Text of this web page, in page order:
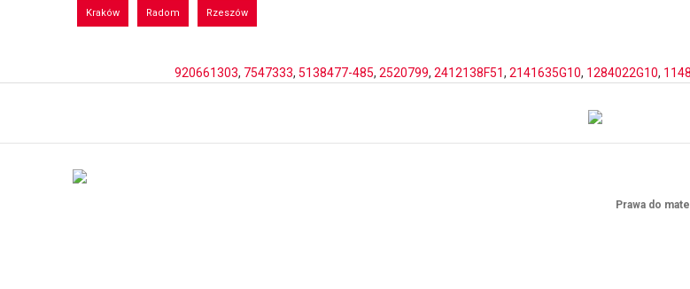
Kraków Radom Rzeszów
920661303, 7547333, 5138477-485, 2520799, 2412138F51, 2141635G10, 1284022G10,
Prawa do